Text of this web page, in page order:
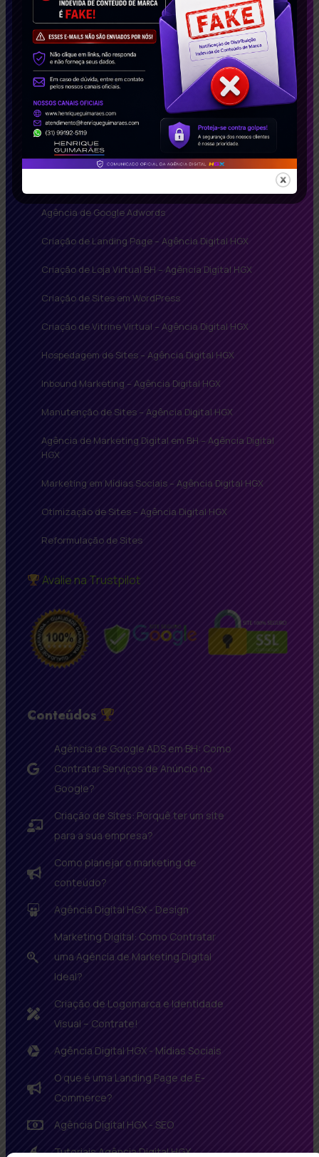
Conecte-se Conosco!
Soluções Inteligentes
Agência de Google Adwords
Criação de Landing Page – Agência Digital HGX
Criação de Loja Virtual BH – Agência Digital HGX
Criação de Sites em WordPress
Criação de Vitrine Virtual – Agência Digital HGX
Hospedagem de Sites – Agência Digital HGX
Inbound Marketing – Agência Digital HGX
Manutenção de Sites – Agência Digital HGX
Agência de Marketing Digital em BH – Agência Digital
HGX
Marketing em Mídias Sociais – Agência Digital HGX
Otimização de Sites – Agência Digital HGX
Reformulação de Sites
Avalie na Trustpilot
Conteúdos
Agência de Google ADS em BH: Como
Contratar Serviços de Anúncio no
Google?
Criação de Sites: Porquê ter um site
para a sua empresa?
Como planejar o marketing de
conteúdo?
Agência Digital HGX - Design
Marketing Digital: Como Contratar
uma Agência de Marketing Digital
Ideal?
Criação de Logomarca e Identidade
Visual – Contrate!
Agência Digital HGX - Mídias Sociais
O que é uma Landing Page de E-
Commerce?
Agência Digital HGX - SEO
Tutoriais Agência Digital HGX